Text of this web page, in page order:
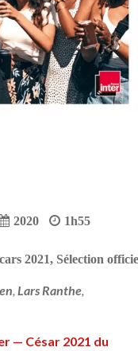
2020
1h55
2021, Sélection
Lars Ranthe,
— César 2021 du